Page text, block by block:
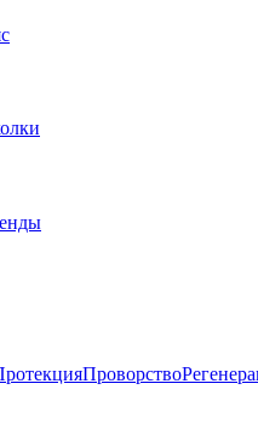
Проворство